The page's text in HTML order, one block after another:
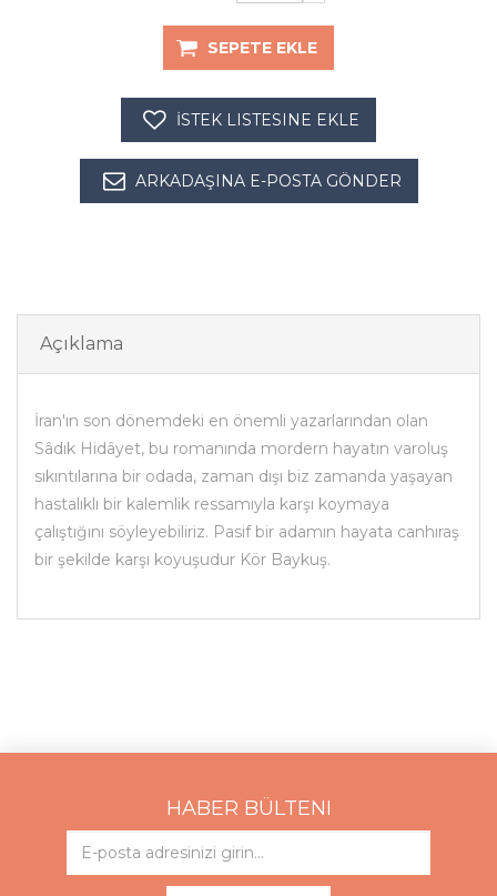
SEPETE EKLE
İSTEK LISTESINE EKLE
ARKADAŞINA E-POSTA GÖNDER
Açıklama
İran'ın son dönemdeki en önemli yazarlarından olan
Sâdık Hidâyet, bu romanında mordern hayatın varoluş
sıkıntılarına bir odada, zaman dışı biz zamanda yaşayan
hastalıklı bir kalemlik ressamıyla karşı koymaya
çalıştığını söyleyebiliriz. Pasif bir adamın hayata canhıraş
bir şekilde karşı koyuşudur Kör Baykuş.
HABER BÜLTENI